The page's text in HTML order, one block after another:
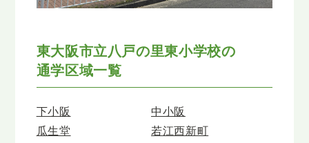
東大阪市立八戸の里東小学校の
通学区域一覧
下小阪
中小阪
瓜生堂
若江西新町